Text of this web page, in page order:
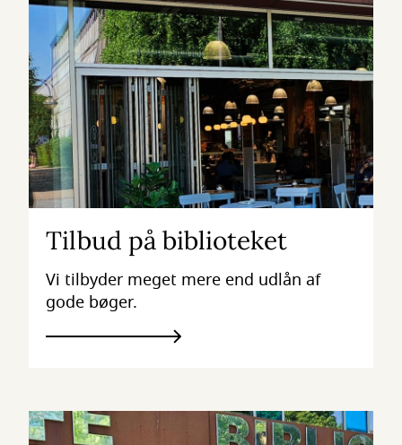
Tilbud på biblioteket
Vi tilbyder meget mere end udlån af
gode bøger.